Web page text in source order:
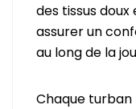
des tissus
assurer un
au long de la
Chaque turban